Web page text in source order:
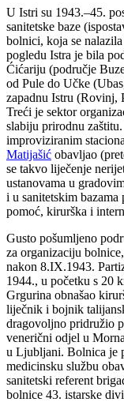
U Istri su 1943.–45.
sanitetske baze
bolnici, koja se
pogledu Istra je bila
Ćićariju (područje
od Pule do Učke
zapadnu Istru (Rovinj,
Treći je sektor
slabiju prirodnu
improviziranim
Matijašić obavljao
se takvo liječenje
ustanovama u
i u sanitetskim
pomoć, kirurška i
Gusto pošumljeno
za organizaciju
nakon 8.IX.1943.
1944., u početku s 20
Grgurina obnašao
liječnik i bojnik
dragovoljno pridružio
venerični odjel u
u Ljubljani. Bolnica je
medicinsku službu
sanitetski referent
bolnice 43. istarske